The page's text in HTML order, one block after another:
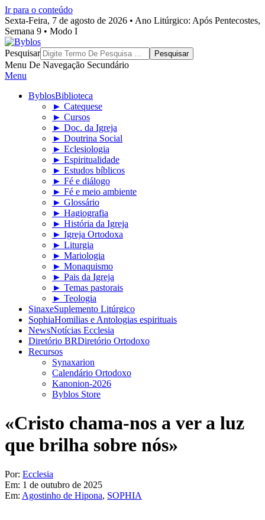
Ir para o conteúdo
Sexta-Feira, 7 de agosto de 2026 • Ano Litúrgico: Após Pentecostes,
Semana 9 • Modo I
Byblos
Pesquisar
Menu De Navegação Secundário
Menu
ByblosBiblioteca
► Catequese
► Cursos
► Doc. da Igreja
► Doutrina Social
► Eclesiologia
► Espiritualidade
► Estudos bíblicos
► Fé e diálogo
► Fé e meio ambiente
► Glossário
► Hagiografia
► História da Igreja
► Igreja Ortodoxa
► Liturgia
► Mariologia
► Monaquismo
► Pais da Igreja
► Temas pastorais
► Teologia
SinaxeSuplemento Litúrgico
SophiaHomilias e Antologias espirituais
NewsNotícias Ecclesia
Diretório BRDiretório Ortodoxo
Recursos
Synaxarion
Calendário Ortodoxo
Kanonion-2026
Byblos Store
«Cristo chama-nos a ver a luz
que brilha sobre nós»
Por: Ecclesia
Em: 1 de outubro de 2025
Em: Agostinho de Hipona, SOPHIA